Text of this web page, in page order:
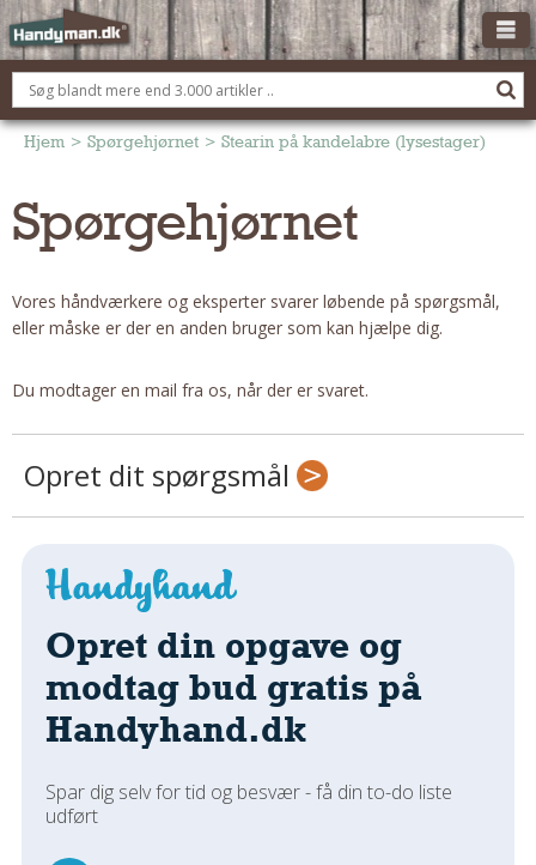
OM HANDYMAN.DK
FÅ 3 TILBUD
BOLIG KØBERÅDGIVNING
Montage Og Nybyg
Reparation Og Vedligehold
Om Materialer
Om Værktøj
Udskiftning Og Montage
Om Materialer
Tips Og Tests
VVS
Montage Og Udskiftning
Reparation Og Vedligehold
Varme Og Energi
Andet
MALER
Hjem > Spørgehjørnet > Stearin på kandelabre (lysestager)
Spørgehjørnet
Vores håndværkere og eksperter svarer løbende på spørgsmål,
eller måske er der en anden bruger som kan hjælpe dig.
Du modtager en mail fra os, når der er svaret.
Opret dit spørgsmål
Opret din opgave og
modtag bud gratis på
Handyhand.dk
Spar dig selv for tid og besvær - få din to-do liste
udført